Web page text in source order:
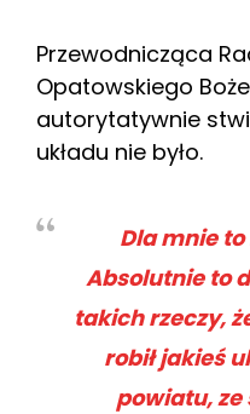
Przewodnicząca
Opatowskiego
autorytatywnie
układu nie było.
Dla mnie
Absolutnie to
takich rzeczy,
robił jakieś
powiatu,